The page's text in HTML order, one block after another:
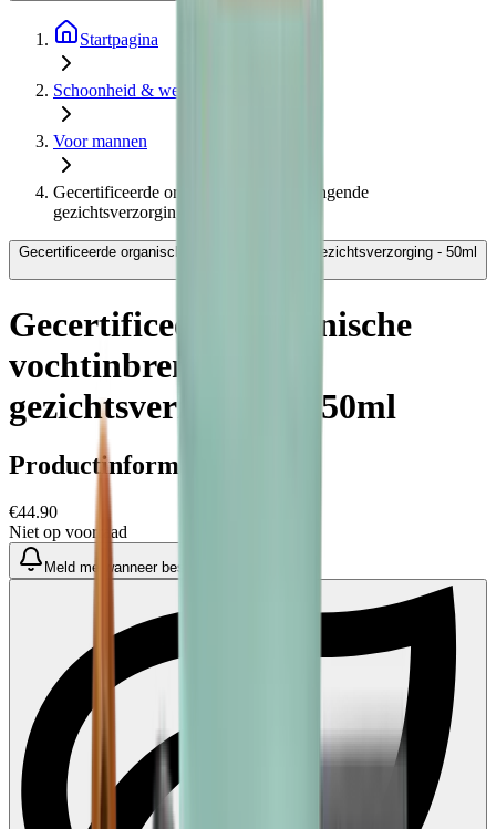
Startpagina
Schoonheid & welzijn
Voor mannen
Gecertificeerde organische vochtinbrengende
gezichtsverzorging - 50ml
Gecertificeerde organische vochtinbrengende gezichtsverzorging - 50ml
Gecertificeerde organische
vochtinbrengende
gezichtsverzorging - 50ml
Productinformatie
€44.90
Niet op voorraad
Meld me wanneer beschikbaar